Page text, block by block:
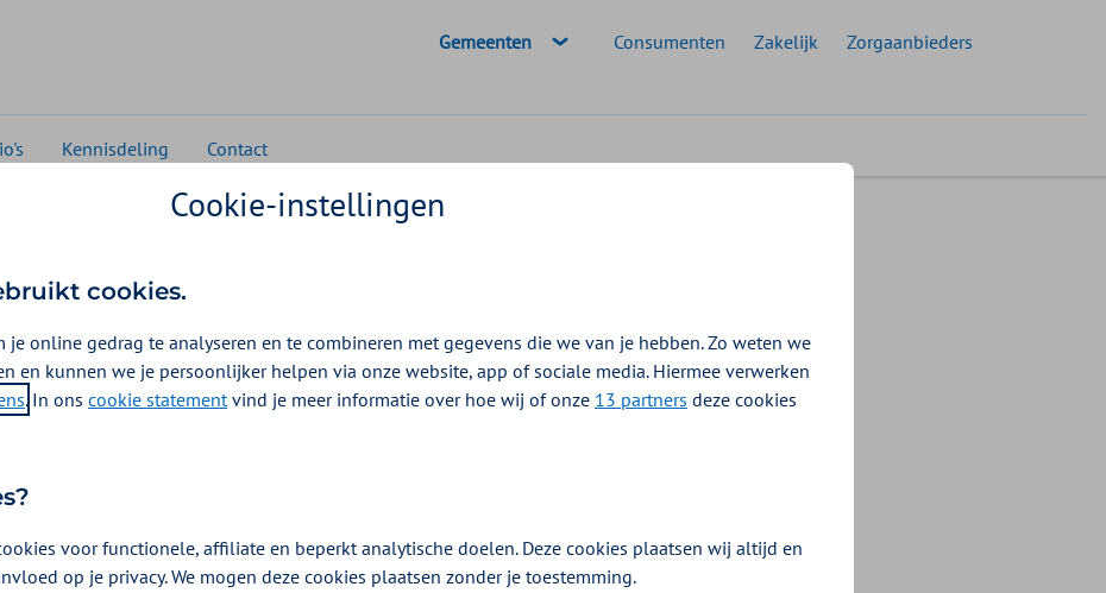
Geselecteerde doelgroep:
Gemeenten Consumenten Zakelijk Zorgaanbieders
Kennisdeling Contact
van schulden
heeft grote maatschappelijke gevolgen. Financiële problemen
helemaal op zichzelf. Bij een groot deel van de schuldenaren is er
van andere sociaaleconomische en medische problemen. Deze
Cookie-instellingen
cookies.
je online gedrag te analyseren en te combineren met gegevens die we van je hebben. Zo weten we
en kunnen we je persoonlijker helpen via onze website, app of sociale media. Hiermee verwerken
. In ons cookie statementvind je meer informatie over hoe wij of onze 13 partners deze cookies
voor functionele, affiliate en beperkt analytische doelen. Deze cookies plaatsen wij altijd en
op je privacy. We mogen deze cookies plaatsen zonder je toestemming.